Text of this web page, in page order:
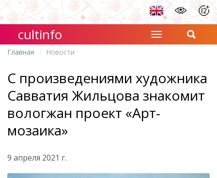
cultinfo
Главная Новости
С произведениями художника
Савватия Жильцова знакомит
вологжан проект «Арт-
мозаика»
9 апреля 2021 г.